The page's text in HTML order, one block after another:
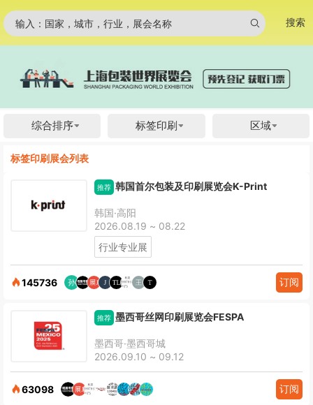
输入：国家，城市，行业，展会名称 搜索
综合排序 标签印刷 区域
标签印刷展会列表
推荐 韩国首尔包装及印刷展览会K-Print
韩国·高阳
2026.08.19 ~ 08.22
行业专业展
145736 订阅
推荐 墨西哥丝网印刷展览会FESPA
墨西哥·墨西哥城
2026.09.10 ~ 09.12
63098 订阅